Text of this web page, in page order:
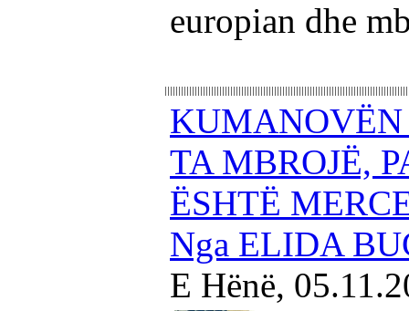
europian dhe
TA MBROJË,
ËSHTË
Nga ELIDA
E Hënë,